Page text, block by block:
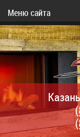
Меню сайта